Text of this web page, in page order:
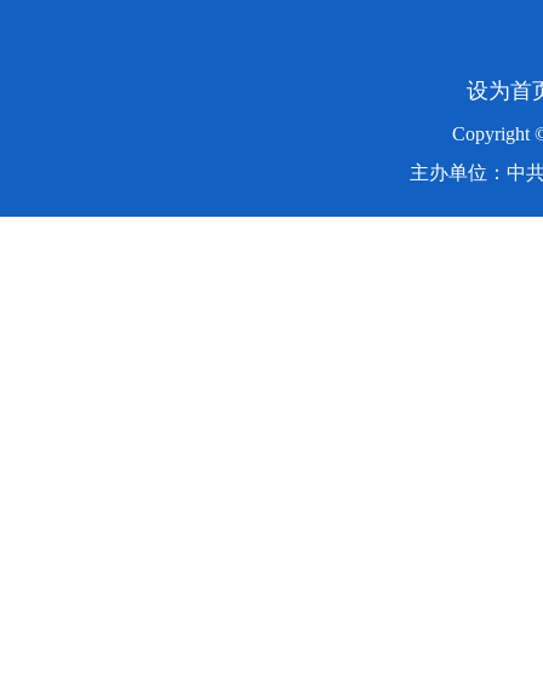
设为首
Copyright
主办单位：中